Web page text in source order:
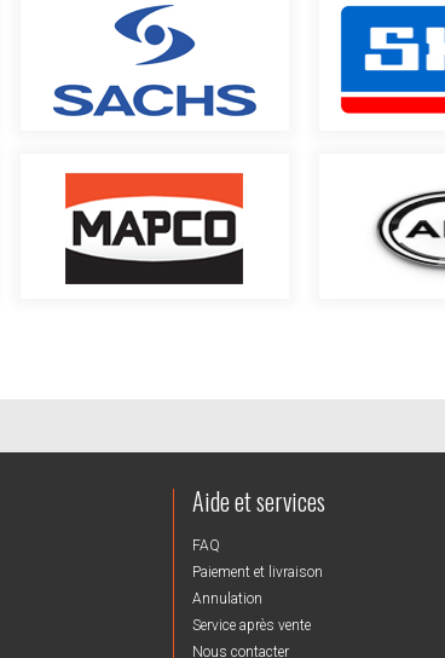
Aide et services
FAQ
Paiement et livraison
Annulation
Service après vente
Nous contacter